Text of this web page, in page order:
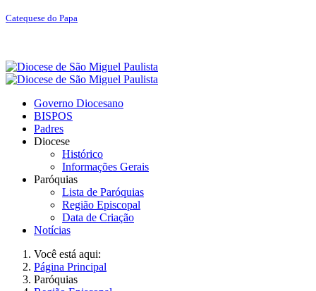
Catequese do Papa
Governo Diocesano
BISPOS
Padres
Diocese
Histórico
Informações Gerais
Paróquias
Lista de Paróquias
Região Episcopal
Data de Criação
Notícias
Você está aqui:
Página Principal
Paróquias